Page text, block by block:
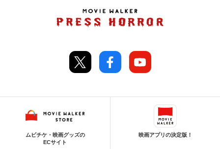
ムビチケ・映画グッズの
ECサイト
映画アプリの決定版！